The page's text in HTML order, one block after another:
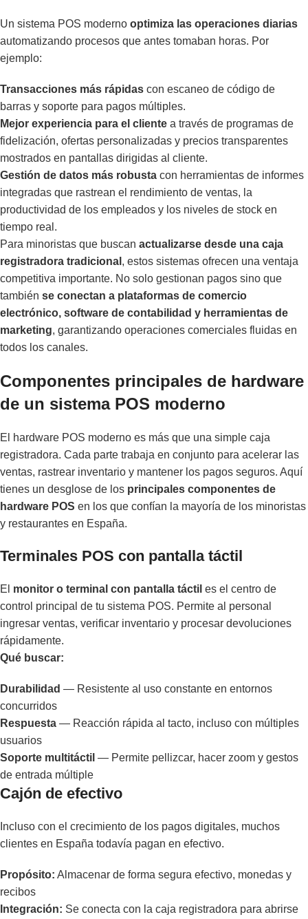
Un sistema POS moderno optimiza las operaciones diarias
automatizando procesos que antes tomaban horas. Por
ejemplo:
Transacciones más rápidas con escaneo de código de
barras y soporte para pagos múltiples.
Mejor experiencia para el cliente a través de programas de
fidelización, ofertas personalizadas y precios transparentes
mostrados en pantallas dirigidas al cliente.
Gestión de datos más robusta con herramientas de informes
integradas que rastrean el rendimiento de ventas, la
productividad de los empleados y los niveles de stock en
tiempo real.
Para minoristas que buscan actualizarse desde una caja
registradora tradicional , estos sistemas ofrecen una ventaja
competitiva importante. No solo gestionan pagos sino que
también se conectan a plataformas de comercio
electrónico, software de contabilidad y herramientas de
marketing, garantizando operaciones comerciales fluidas en
todos los canales.
Componentes principales de hardware
de un sistema POS moderno
El hardware POS moderno es más que una simple caja
registradora. Cada parte trabaja en conjunto para acelerar las
ventas, rastrear inventario y mantener los pagos seguros. Aquí
tienes un desglose de los principales componentes de
hardware POS en los que confían la mayoría de los minoristas
y restaurantes en España.
Terminales POS con pantalla táctil
El monitor o terminal con pantalla táctil es el centro de
control principal de tu sistema POS. Permite al personal
ingresar ventas, verificar inventario y procesar devoluciones
rápidamente.
Qué buscar:
Durabilidad — Resistente al uso constante en entornos
concurridos
Respuesta — Reacción rápida al tacto, incluso con múltiples
usuarios
Soporte multitáctil — Permite pellizcar, hacer zoom y gestos
de entrada múltiple
Cajón de efectivo
Incluso con el crecimiento de los pagos digitales, muchos
clientes en España todavía pagan en efectivo.
Propósito: Almacenar de forma segura efectivo, monedas y
recibos
Integración: Se conecta con la caja registradora para abrirse